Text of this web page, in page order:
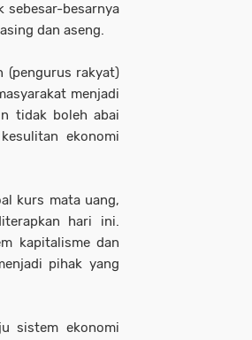
sebesar-besarnya
dan aseng.
(pengurus rakyat)
menjadi
tidak boleh abai
ekonomi
kurs mata uang,
hari ini.
kapitalisme dan
pihak yang
sistem ekonomi